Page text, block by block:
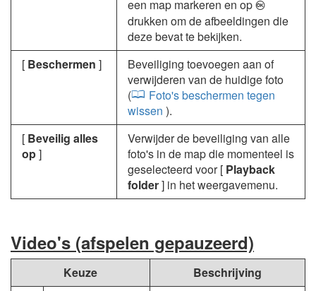
een map markeren en op J
drukken om de afbeeldingen die
deze bevat te bekijken.
[ Beschermen ]
Beveiliging toevoegen aan of
verwijderen van de huidige foto
(
Foto's beschermen tegen
wissen ).
[ Beveilig alles
op]
Verwijder de beveiliging van alle
foto's in de map die momenteel is
geselecteerd voor [ Playback
folder] in het weergavemenu.
Video's (afspelen gepauzeerd)
Keuze Beschrijving